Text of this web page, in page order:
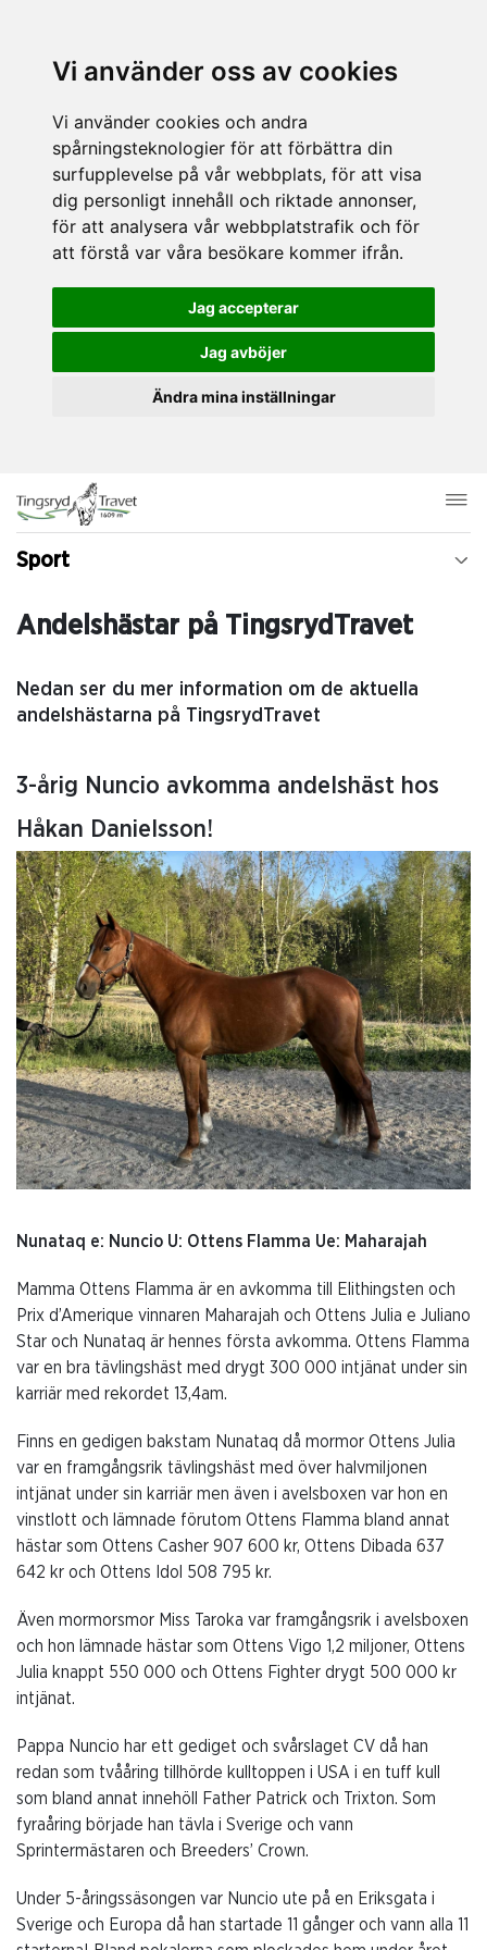
Vi använder oss av cookies
Vi använder cookies och andra
spårningsteknologier för att förbättra din
surfupplevelse på vår webbplats, för att visa
dig personligt innehåll och riktade annonser,
för att analysera vår webbplatstrafik och för
att förstå var våra besökare kommer ifrån.
Jag accepterar
Jag avböjer
Ändra mina inställningar
Sport
Andelshästar på TingsrydTravet
Nedan ser du mer information om de aktuella
andelshästarna på TingsrydTravet
3-årig Nuncio avkomma andelshäst hos
Håkan Danielsson!
Nunataq e: Nuncio U: Ottens Flamma Ue: Maharajah
Mamma Ottens Flamma är en avkomma till Elithingsten och
Prix d’Amerique vinnaren Maharajah och Ottens Julia e Juliano
Star och Nunataq är hennes första avkomma. Ottens Flamma
var en bra tävlingshäst med drygt 300 000 intjänat under sin
karriär med rekordet 13,4am.
Finns en gedigen bakstam Nunataq då mormor Ottens Julia
var en framgångsrik tävlingshäst med över halvmiljonen
intjänat under sin karriär men även i avelsboxen var hon en
vinstlott och lämnade förutom Ottens Flamma bland annat
hästar som Ottens Casher 907 600 kr, Ottens Dibada 637
642 kr och Ottens Idol 508 795 kr.
Även mormorsmor Miss Taroka var framgångsrik i avelsboxen
och hon lämnade hästar som Ottens Vigo 1,2 miljoner, Ottens
Julia knappt 550 000 och Ottens Fighter drygt 500 000 kr
intjänat.
Pappa Nuncio har ett gediget och svårslaget CV då han
redan som tvååring tillhörde kulltoppen i USA i en tuff kull
som bland annat innehöll Father Patrick och Trixton. Som
fyraåring började han tävla i Sverige och vann
Sprintermästaren och Breeders’ Crown.
Under 5-åringssäsongen var Nuncio ute på en Eriksgata i
Sverige och Europa då han startade 11 gånger och vann alla 11